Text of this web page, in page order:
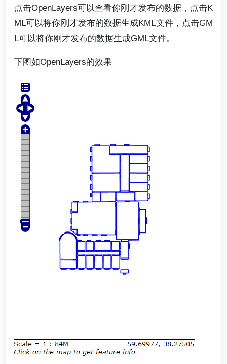
点击OpenLayers可以查看你刚才发布的数据，点击K
ML可以将你刚才发布的数据生成KML文件，点击GM
L可以将你刚才发布的数据生成GML文件。
下图如OpenLayers的效果